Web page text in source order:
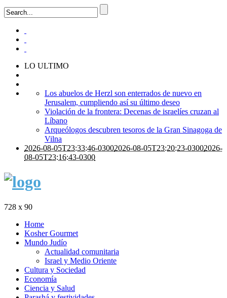
LO ULTIMO
Los abuelos de Herzl son enterrados de nuevo en
Jerusalem, cumpliendo así su último deseo
Violación de la frontera: Decenas de israelíes cruzan al
Líbano
Arqueólogos descubren tesoros de la Gran Sinagoga de
Vilna
2026-08-05T23:33:46-03002026-08-05T23:20:23-03002026-
08-05T23:16:43-0300
728 x 90
Home
Kosher Gourmet
Mundo Judío
Actualidad comunitaria
Israel y Medio Oriente
Cultura y Sociedad
Economía
Ciencia y Salud